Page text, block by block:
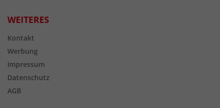
WEITERES
Kontakt
Werbung
Impressum
Datenschutz
AGB